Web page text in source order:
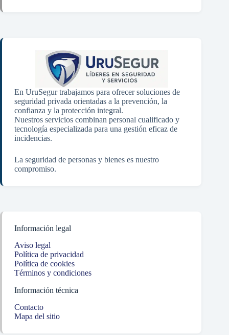
En UruSegur trabajamos para ofrecer soluciones de
seguridad privada orientadas a la prevención, la
confianza y la protección integral.
Nuestros servicios combinan personal cualificado y
tecnología especializada para una gestión eficaz de
incidencias.
La seguridad de personas y bienes es nuestro
compromiso.
Información legal
Aviso legal
Política de privacidad
Política de cookies
Términos y condiciones
Información técnica
Contacto
Mapa del sitio